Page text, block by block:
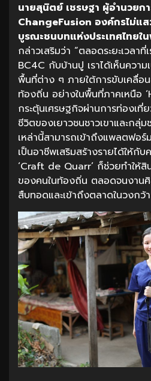
นายสุนิตย์ เชรษฐา ผู้อำนวยก
ChangeFusion องค์กรไม่แ
บูรณะชนบทแห่งประเทศไทยใ
กล่าวเสริมว่า “ตลอดระยะเวลาที่
BC4C กับบ้านปู เราได้เห็นควา
พื้นที่ต่าง ๆ ภายใต้การขับเคลื่อ
ท้องถิ่น อย่างในพื้นที่ภาคเหนือ
กระตุ้นเศรษฐกิจผ่านการท่องเ
ชีวิตของเยาวชนชาวเขาและกลุ่
เหล่านี้สามารถเข้าถึงแพลตฟอร์
เป็นอาชีพเสริมสร้างรายได้ให้กั
‘Craft de Quarr’ ก็ช่วยทำใ
ของคนในท้องถิ่น ตลอดจนงานศิ
สืบทอดและเข้าถึงตลาดในวงกว้